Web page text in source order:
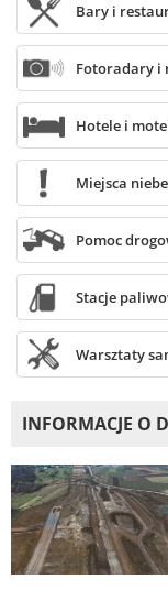
Bary i
Fotoradary i
Hotele i
Miejsca
Pomoc
Stacje
Warsztaty
INFORMACJE O